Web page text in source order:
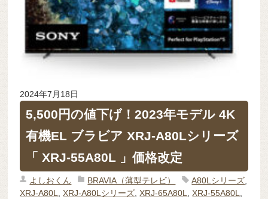
2024年7月18日
5,500円の値下げ！2023年モデル 4K
有機EL ブラビア XRJ-A80Lシリーズ
「 XRJ-55A80L 」価格改定
よしおくん BRAVIA（薄型テレビ） A80Lシリーズ
XRJ-A80L
,XRJ-A80Lシリーズ ,XRJ-65A80L ,XRJ-55A80L